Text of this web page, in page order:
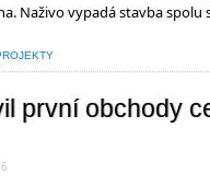
Naživo vypadá stavba
první obchody